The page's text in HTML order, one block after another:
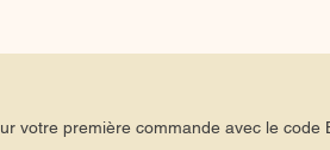
votre première commande avec le code